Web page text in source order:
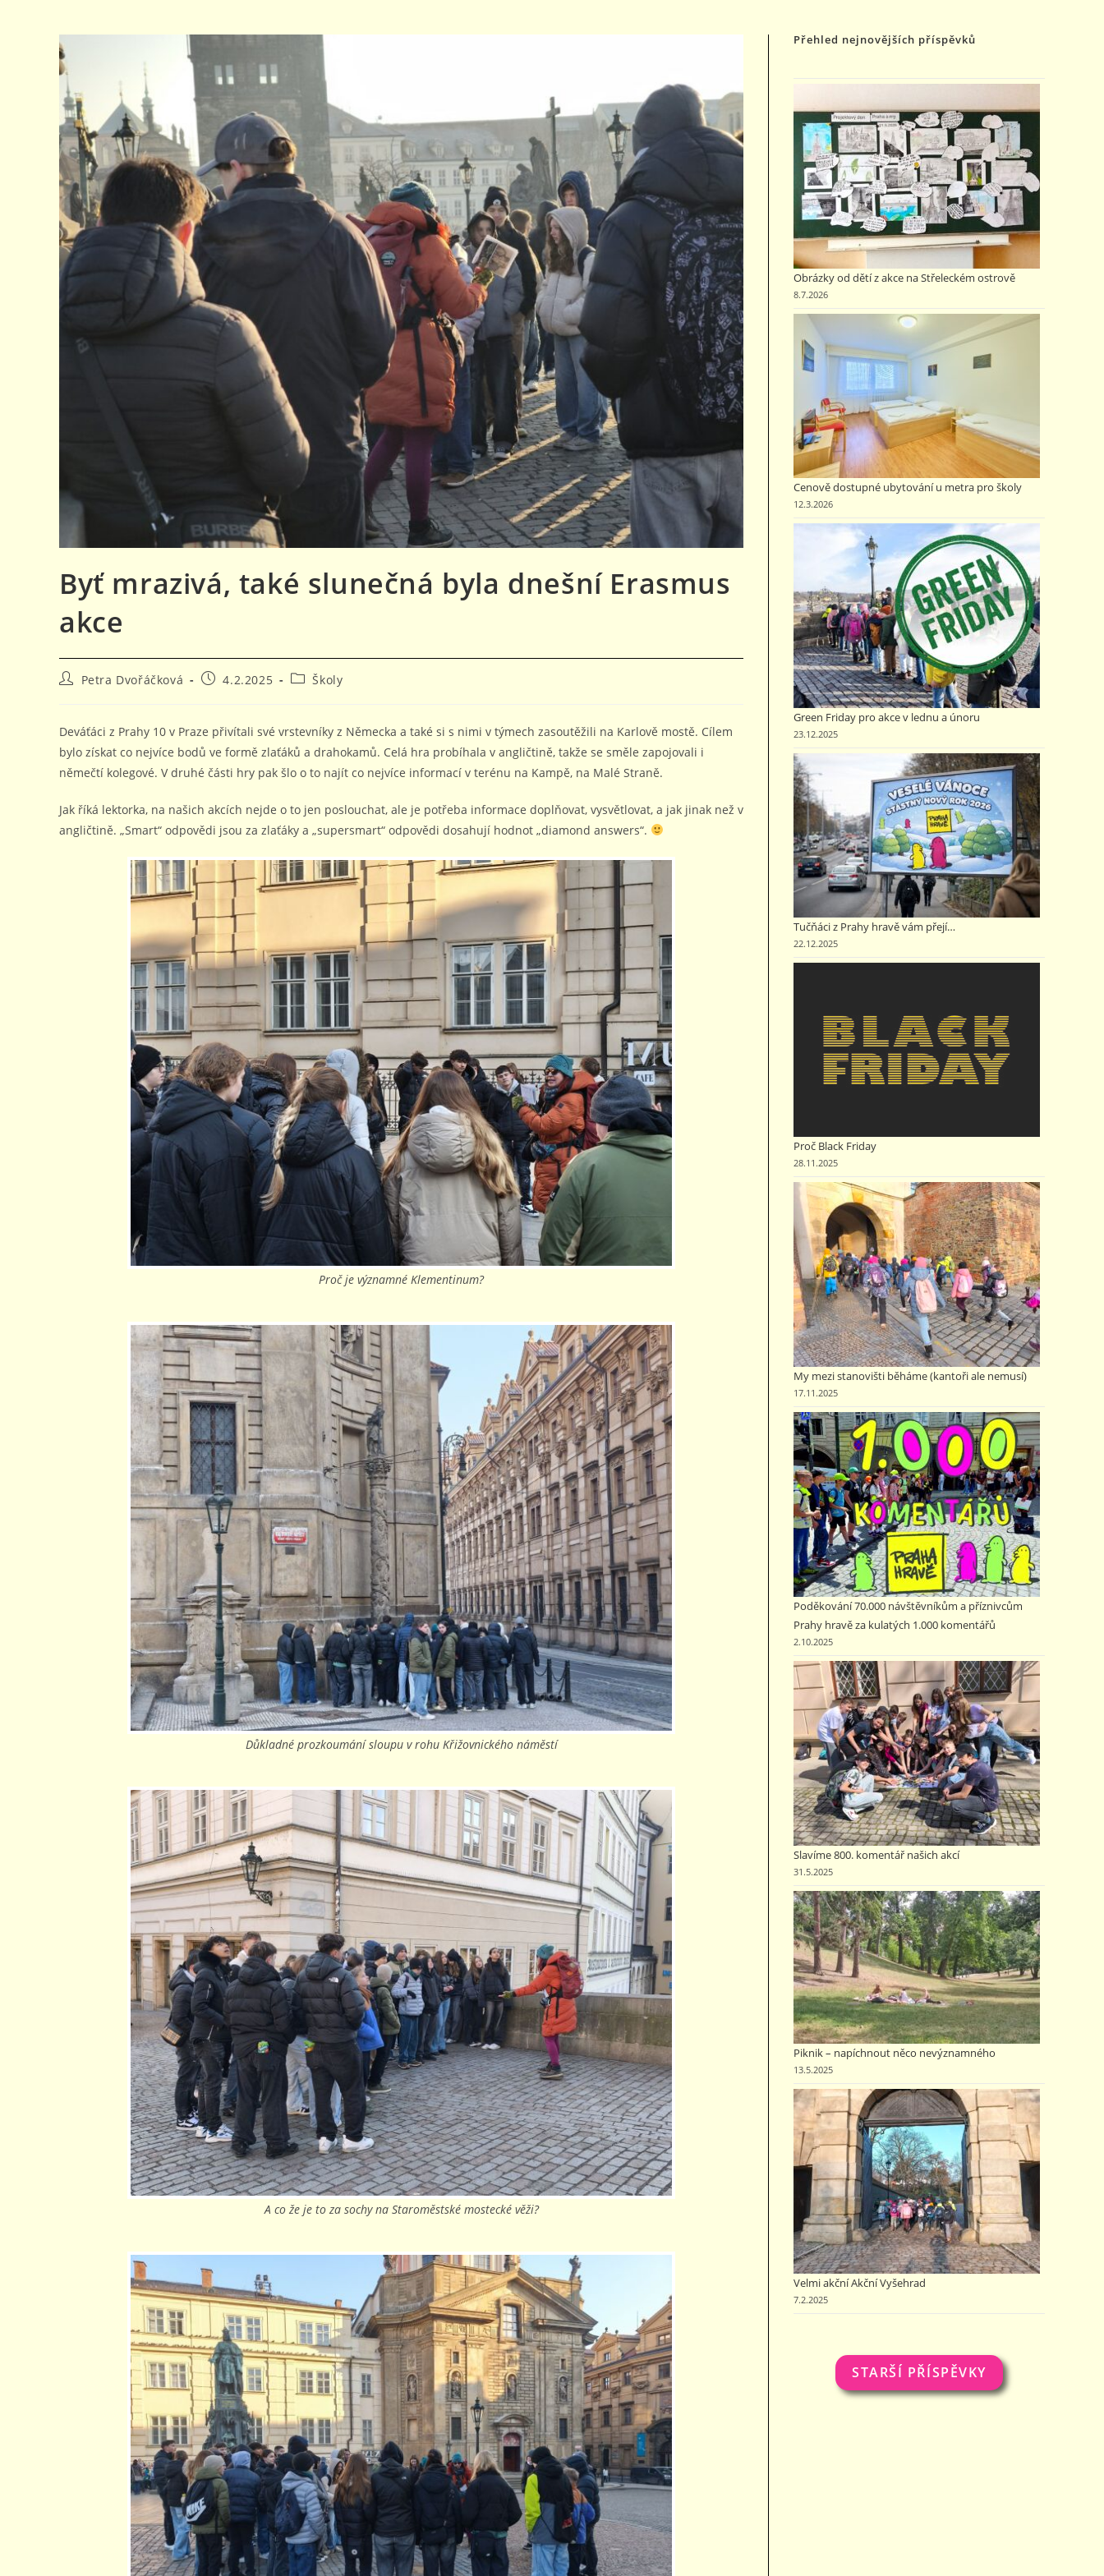
Byť mrazivá, také slunečná byla dnešní Erasmus
akce
AutorPetra Dvořáčková
Příspěvek
4.2.2025
Rubriky
Školy
Deváťáci z Prahy 10 v Praze přivítali své vrstevníky z Německa a také si s nimi v týmech zasoutěžili na Karlově mostě. Cílem
bylo získat co nejvíce bodů ve formě zlaťáků a drahokamů. Celá hra probíhala v angličtině, takže se směle zapojovali i
němečtí kolegové. V druhé části hry pak šlo o to najít co nejvíce informací v terénu na Kampě, na Malé Straně.
Jak říká lektorka, na našich akcích nejde o to jen poslouchat, ale je potřeba informace doplňovat, vysvětlovat, a jak jinak než v
angličtině. „Smart“ odpovědi jsou za zlaťáky a „supersmart“ odpovědi dosahují hodnot „diamond answers“.
Proč je významné Klementinum?
Důkladné prozkoumání sloupu v rohu Křižovnického náměstí
A co že je to za sochy na Staroměstské mostecké věži?
Přehled nejnovějších příspěvků
Obrázky od dětí z akce na Střeleckém ostrově
8.7.2026
Cenově dostupné ubytování u metra pro školy
12.3.2026
Green Friday pro akce v lednu a únoru
23.12.2025
Tučňáci z Prahy hravě vám přejí…
22.12.2025
Proč Black Friday
28.11.2025
My mezi stanovišti běháme (kantoři ale nemusí)
17.11.2025
Poděkování 70.000 návštěvníkům a příznivcům
Prahy hravě za kulatých 1.000 komentářů
2.10.2025
Slavíme 800. komentář našich akcí
31.5.2025
Piknik – napíchnout něco nevýznamného
13.5.2025
Velmi akční Akční Vyšehrad
7.2.2025
STARŠÍ PŘÍSPĚVKY